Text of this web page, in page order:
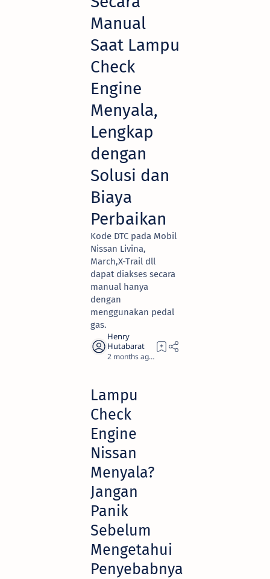
Manual
Saat Lampu
Check
Engine
Menyala,
Lengkap
dengan
Solusi dan
Biaya
Perbaikan
Kode DTC pada Mobil
Nissan Livina,
March,X-Trail dll
dapat diakses secara
manual hanya
dengan
menggunakan pedal
gas.
2 months ago
Lampu
Check
Engine
Nissan
Menyala?
Jangan
Panik
Sebelum
Mengetahui
Penyebabnya